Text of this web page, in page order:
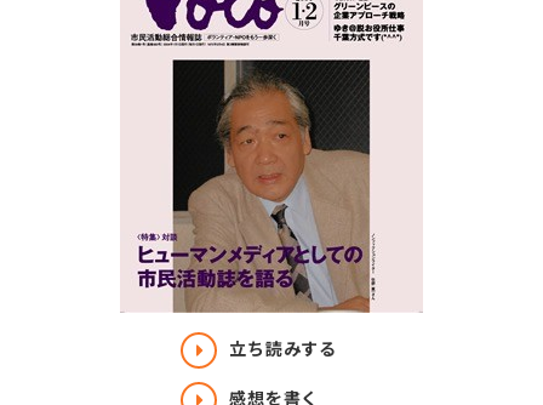
立ち読みする
感想を書く